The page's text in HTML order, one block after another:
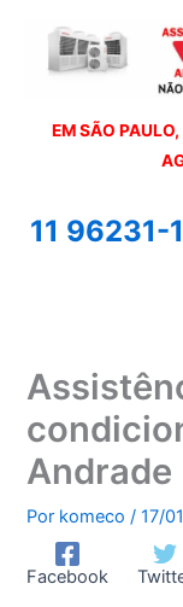
EM SÃO
A
11 96231-
Andrade
Por komeco/17/
Facebook